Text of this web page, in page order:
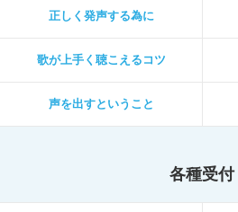
正しく発声する為に
歌が上手く聴こえるコツ
声を出すということ
各種受付